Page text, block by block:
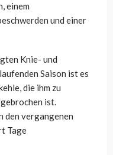
einem
und einer
Knie- und
Saison ist es
die ihm zu
ist.
den vergangenen
Tage